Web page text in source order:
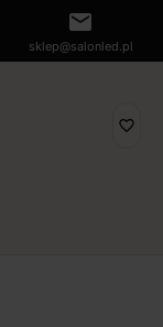
mail
sklep@salonled.pl
favorite_border